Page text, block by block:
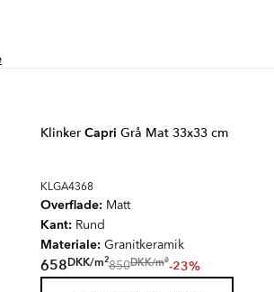
Klinker Capri Grå Mat 33x33 cm
KLGA4368
Overflade: Matt
Kant: Rund
Materiale: Granitkeramik
658DKK/m2850DKK/m2-23%